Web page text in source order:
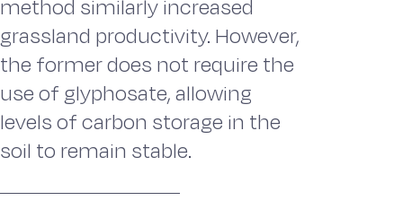
method similarly increased
grassland productivity. However,
the former does not require the
use of glyphosate, allowing
levels of carbon storage in the
soil to remain stable.